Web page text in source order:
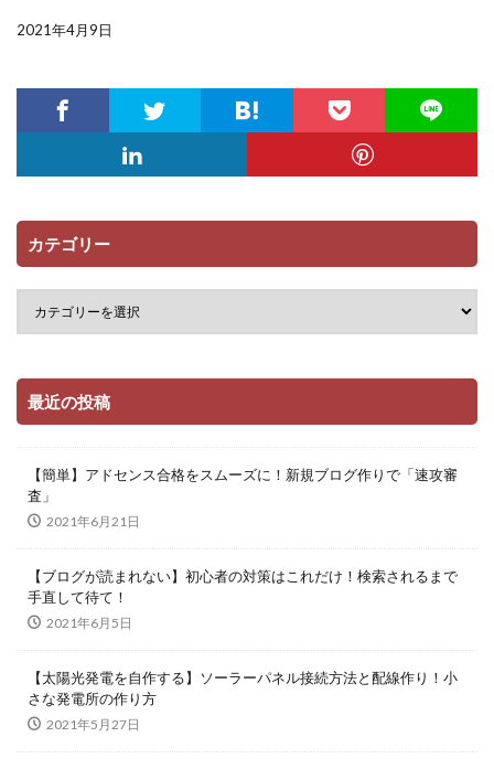
2021年4月9日
カテゴリー
最近の投稿
【簡単】アドセンス合格をスムーズに！新規ブログ作りで「速攻審
査」
2021年6月21日
【ブログが読まれない】初心者の対策はこれだけ！検索されるまで
手直して待て！
2021年6月5日
【太陽光発電を自作する】ソーラーパネル接続方法と配線作り！小
さな発電所の作り方
2021年5月27日